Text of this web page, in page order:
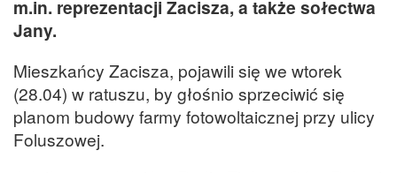
m.in. reprezentacji Zacisza, a także sołectwa
Jany.
Mieszkańcy Zacisza, pojawili się we wtorek
(28.04) w ratuszu, by głośnio sprzeciwić się
planom budowy farmy fotowoltaicznej przy ulicy
Foluszowej.